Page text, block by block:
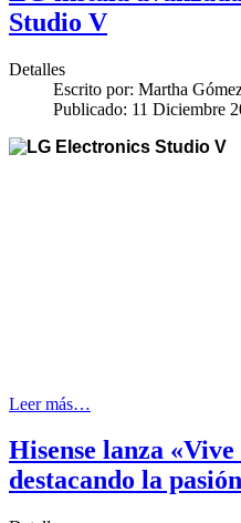
Studio V
Detalles
Escrito por: Martha
Publicado: 11 Diciembre
Leer más…
Hisense lanza
destacando la